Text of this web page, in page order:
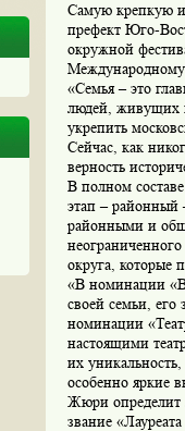
Самую крепкую
префект Юго-
окружной
Международному
«Семья – это
людей, живущих
укрепить
Сейчас, как
верность
В полном
этап – районный
районными и
округа, которые
«В номинации
своей семьи, его
номинации
настоящими
их
особенно яркие
Жюри определит
звание